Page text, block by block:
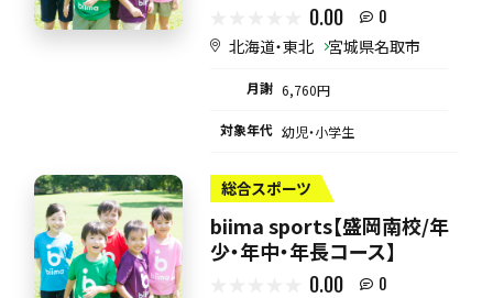
0.00 0
北海道・東北 宮城県名取市
月謝 6,760円
対象年代 幼児・小学生
総合スポーツ
biima sports【盛岡南校/年
少・年中・年長コース】
0.00 0